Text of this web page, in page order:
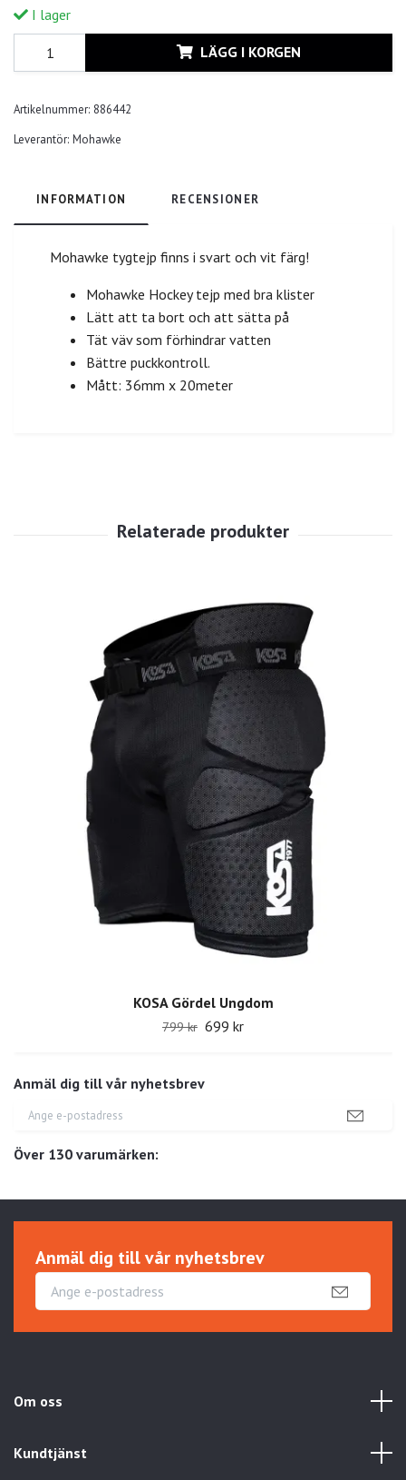
Anmäl dig till vår nyhetsbrev
Över 130 varumärken:
I lager
LÄGG I KORGEN
Artikelnummer: 886442
Leverantör: Mohawke
INFORMATION RECENSIONER
Mohawke tygtejp finns i svart och vit färg!
Mohawke Hockey tejp med bra klister
Lätt att ta bort och att sätta på
Tät väv som förhindrar vatten
Bättre puckkontroll.
Mått: 36mm x 20meter
KOSA Gördel Ungdom
799 kr 699 kr
Anmäl dig till vår nyhetsbrev
Om oss
Kundtjänst